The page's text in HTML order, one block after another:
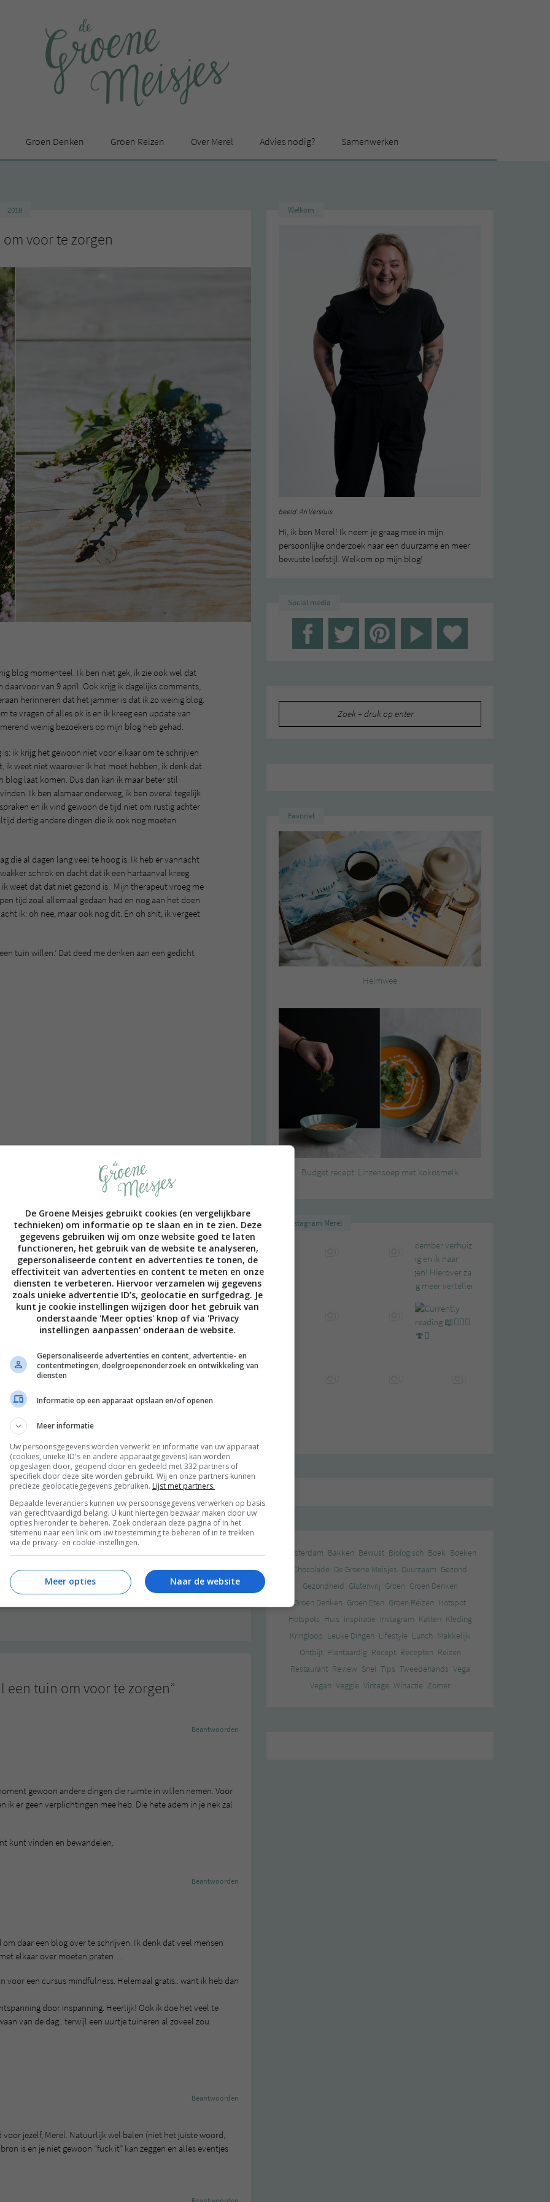
Groen Denken Groen Reizen Over Merel Advies nodig? Samenwerken
2018
voor te zorgen
blog momenteel. Ik ben niet gek, ik zie ook wel dat
van 9 april. Ook krijg ik dagelijks comments,
herinneren dat het jammer is dat ik zo weinig blog.
te vragen of alles ok is en ik kreeg een update van
weinig bezoekers op mijn blog heb gehad.
ik krijg het gewoon niet voor elkaar om te schrijven
weet niet waarover ik het moet hebben, ik denk dat
blog laat komen. Dus dan kan ik maar beter stil
Ik ben alsmaar onderweg, ik ben overal tegelijk
en ik vind gewoon de tijd niet om rustig achter
dertig andere dingen die ik ook nog moeten
die al dagen lang veel te hoog is. Ik heb er vannacht
schrok en dacht dat ik een hartaanval kreeg.
weet dat dat niet gezond is. Mijn therapeut vroeg me
tijd zoal allemaal gedaan had en nog aan het doen
ik: oh nee, maar ook nog dit. En oh shit, ik vergeet
tuin willen.’ Dat deed me denken aan een gedicht
gewoon heel graag een rustig en gestructureerd
paar katten die daar rondrennen, een schildpad die
en een composthoop, en wat zonnepanelen op
Dan zou ik mijn eigen clubje hebben van mensen
ik ben niet trots op al die vlieguren die ik maak) en
groeien. Maar zoals iemand laatst terecht tegen
nooit.’ Confronterend, maar waar. Ik leid dat
er dan maar weer eens vanaf. Al zou ik een tuin
te zorgen. Zo is het dan ook wel weer.
denk ik soms. Maar ik weet heus wel dat dat de
vinden en met me meenemen, waar ik ook ben.
vind ik.
gaan met mijn voorleeskindje. Ze heet Mira, ze is
voor. Vandaag gaan we samen boekjes uitzoeken. Zo
die niet zoveel blogcontent opleveren. En het
helemaal niemand teleurstellen of het gevoel
met van alles bezig en sommige dingen zijn
dat jullie weten dat het niet is omdat ik lui ben of dat
geval.
deze post op:
FACEBOOK [pinit]
een tuin om voor te zorgen”
gewoon andere dingen die ruimte in willen nemen. Voor
er geen verplichtingen mee heb. Die hete adem in je nek zal
kunt vinden en bewandelen.
Beantwoorden
daar een blog over te schrijven. Ik denk dat veel mensen
elkaar over moeten praten…
een cursus mindfulness. Helemaal gratis.. want ik heb dan
door inspanning. Heerlijk! Ook ik doe het veel te
van de dag.. terwijl een uurtje tuineren al zoveel zou
Beantwoorden
jezelf, Merel. Natuurlijk wel balen (niet het juiste woord,
is en je niet gewoon “fuck it” kan zeggen en alles eventjes
Beantwoorden
Welkom
beeld: Ari Versluis
Hi, ik ben Merel! Ik neem je graag mee in mijn
persoonlijke onderzoek naar een duurzame en meer
bewuste leefstijl. Welkom op mijn blog!
Social media
Favoriet
Heimwee
Budget recept: Linzensoep met kokosmelk
Instagram Merel
Amsterdam Bakken Bewust Biologisch Boek Boeken
Chocolade De Groene Meisjes Duurzaam Gezond
Gezondheid Glutenvrij Groen Groen Denken
Groen Denken Groen Eten Groen Reizen Hotspot
Hotspots Huis Inspiratie Instagram Katten Kleding
Kringloop Leuke Dingen Lifestyle Lunch Makkelijk
Ontbijt Plantaardig Recept Recepten Reizen
Restaurant Review Snel Tips Tweedehands Vega
Vegan Veggie Vintage Winactie Zomer
De Groene Meisjes gebruikt cookies (en vergelijkbare
technieken) om informatie op te slaan en in te zien. Deze
gegevens gebruiken wij om onze website goed te laten
functioneren, het gebruik van de website te analyseren,
gepersonaliseerde content en advertenties te tonen, de
effectiviteit van advertenties en content te meten en onze
diensten te verbeteren. Hiervoor verzamelen wij gegevens
zoals unieke advertentie ID’s, geolocatie en surfgedrag. Je
kunt je cookie instellingen wijzigen door het gebruik van
onderstaande 'Meer opties' knop of via 'Privacy
instellingen aanpassen' onderaan de website.
Gepersonaliseerde advertenties en content, advertentie- en
contentmetingen, doelgroepenonderzoek en ontwikkeling van
diensten
Informatie op een apparaat opslaan en/of openen
Meer informatie
Uw persoonsgegevens worden verwerkt en informatie van uw apparaat
(cookies, unieke ID's en andere apparaatgegevens) kan worden
opgeslagen door, geopend door en gedeeld met 332 partners of
specifiek door deze site worden gebruikt. Wij en onze partners kunnen
precieze geolocatiegegevens gebruiken. Lijst met partners.
Bepaalde leveranciers kunnen uw persoonsgegevens verwerken op basis
van gerechtvaardigd belang. U kunt hiertegen bezwaar maken door uw
opties hieronder te beheren. Zoek onderaan deze pagina of in het
sitemenu naar een link om uw toestemming te beheren of in te trekken
via de privacy- en cookie-instellingen.
Naar de website
Meer opties